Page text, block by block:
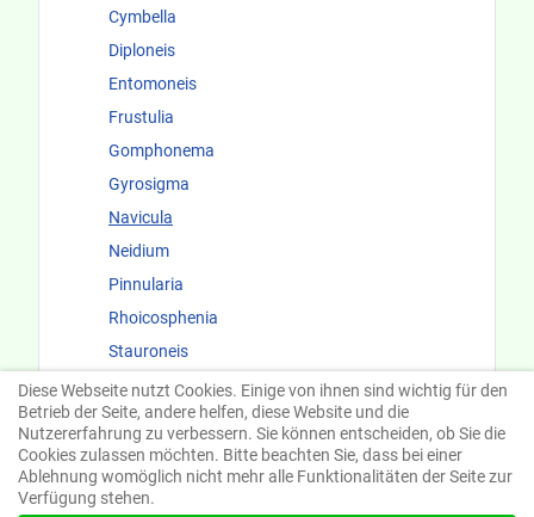
Cymbella
Diploneis
Entomoneis
Frustulia
Gomphonema
Gyrosigma
Navicula
Neidium
Pinnularia
Rhoicosphenia
Stauroneis
Surirellaceae
Fundorte und Ökologie
Diese Webseite nutzt Cookies. Einige von ihnen sind wichtig für den
Betrieb der Seite, andere helfen, diese Website und die
Nutzererfahrung zu verbessern. Sie können entscheiden, ob Sie die
Cookies zulassen möchten. Bitte beachten Sie, dass bei einer
Ablehnung womöglich nicht mehr alle Funktionalitäten der Seite zur
Verfügung stehen.